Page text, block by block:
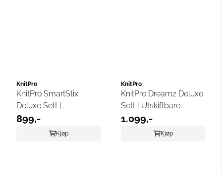
KnitPro
KnitPro SmartStix
Deluxe Sett |
Utskiftbare Rundpinner
899,-
Kjøp
KnitPro
KnitPro Dreamz Deluxe
Sett | Utskiftbare
Rundpinner 3–8 mm
1.099,-
Kjøp